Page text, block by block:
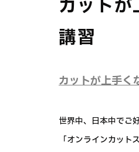
カット
講習
カットが上手く
世界中、日本中でご
「オンラインカッ